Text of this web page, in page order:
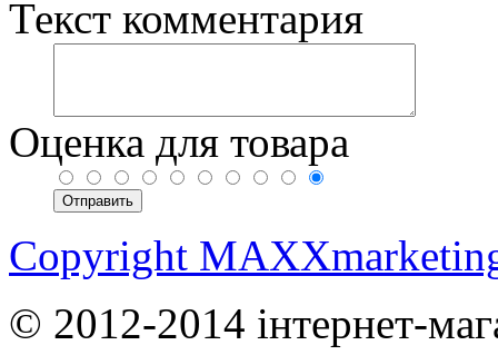
Текст комментария
Оценка для товара
Copyright
© 2012-2014 інтернет-